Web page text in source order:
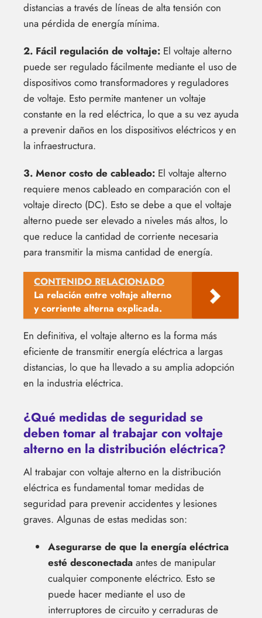
distancias a través de líneas de alta tensión con
una pérdida de energía mínima.
2. Fácil regulación de voltaje: El voltaje alterno
puede ser regulado fácilmente mediante el uso de
dispositivos como transformadores y reguladores
de voltaje. Esto permite mantener un voltaje
constante en la red eléctrica, lo que a su vez ayuda
a prevenir daños en los dispositivos eléctricos y en
la infraestructura.
3. Menor costo de cableado: El voltaje alterno
requiere menos cableado en comparación con el
voltaje directo (DC). Esto se debe a que el voltaje
alterno puede ser elevado a niveles más altos, lo
que reduce la cantidad de corriente necesaria
para transmitir la misma cantidad de energía.
CONTENIDO RELACIONADO
La relación entre voltaje alterno
y corriente alterna explicada.
En definitiva, el voltaje alterno es la forma más
eficiente de transmitir energía eléctrica a largas
distancias, lo que ha llevado a su amplia adopción
en la industria eléctrica.
¿Qué medidas de seguridad se
deben tomar al trabajar con voltaje
alterno en la distribución eléctrica?
Al trabajar con voltaje alterno en la distribución
eléctrica es fundamental tomar medidas de
seguridad para prevenir accidentes y lesiones
graves. Algunas de estas medidas son:
Asegurarse de que la energía eléctrica
esté desconectada antes de manipular
cualquier componente eléctrico. Esto se
puede hacer mediante el uso de
interruptores de circuito y cerraduras de